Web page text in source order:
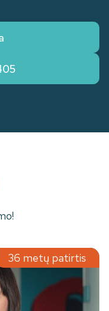
36 metų patirtis